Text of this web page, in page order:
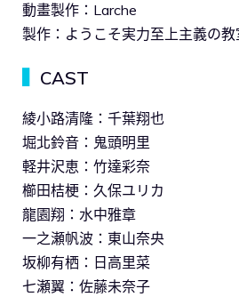
動畫製作：Larche
製作：ようこそ実力至上主義の
CAST
綾小路清隆：千葉翔也
堀北鈴音：鬼頭明里
軽井沢恵：竹達彩奈
櫛田桔梗：久保ユリカ
龍園翔：水中雅章
一之瀬帆波：東山奈央
坂柳有栖：日高里菜
七瀬翼：佐藤未奈子